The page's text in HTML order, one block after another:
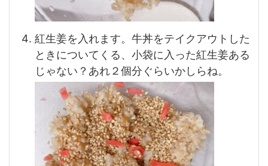
紅生姜を入れます。牛丼をテイクアウトした
ときについてくる、小袋に入った紅生姜ある
じゃない？あれ２個分ぐらいかしらね。